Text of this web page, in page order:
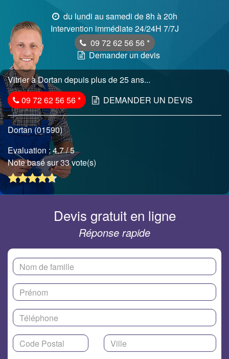
du lundi au samedi de 8h à 20h
Intervention immédiate 24/24H 7/7J
09 72 62 56 56 *
Demander un devis
Vitrier à Dortan depuis plus de 25 ans...
09 72 62 56 56* DEMANDER UN DEVIS
Dortan (01590)
Evaluation :4.7/ 5
Note basé sur 33 vote(s)
Devis gratuit en ligne
Réponse rapide